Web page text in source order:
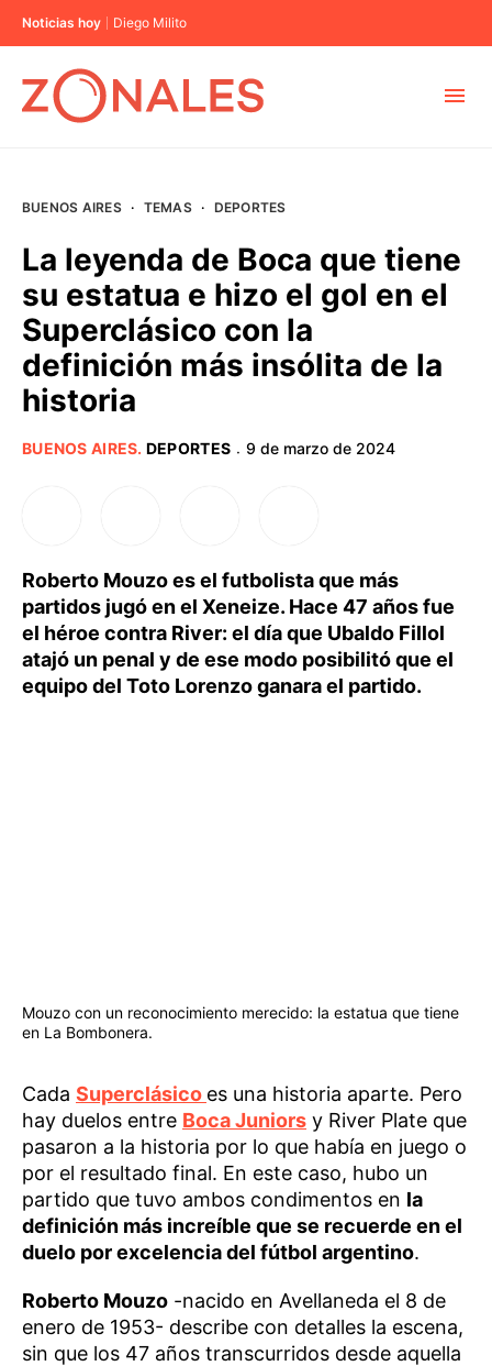
Noticias hoy Diego Milito
BUENOS AIRES
PROVINCIAS
BUENOS AIRES · TEMAS · DEPORTES
La leyenda de Boca que tiene
su estatua e hizo el gol en el
Superclásico con la
definición más insólita de la
historia
BUENOS AIRES. DEPORTES · 9 de marzo de 2024
Roberto Mouzo es el futbolista que más
partidos jugó en el Xeneize. Hace 47 años fue
el héroe contra River: el día que Ubaldo Fillol
atajó un penal y de ese modo posibilitó que el
equipo del Toto Lorenzo ganara el partido.
Mouzo con un reconocimiento merecido: la estatua que tiene
en La Bombonera.
Cada Superclásico es una historia aparte. Pero
hay duelos entre Boca Juniors y River Plate que
pasaron a la historia por lo que había en juego o
por el resultado final. En este caso, hubo un
partido que tuvo ambos condimentos en la
definición más increíble que se recuerde en el
duelo por excelencia del fútbol argentino.
Roberto Mouzo -nacido en Avellaneda el 8 de
enero de 1953- describe con detalles la escena,
sin que los 47 años transcurridos desde aquella